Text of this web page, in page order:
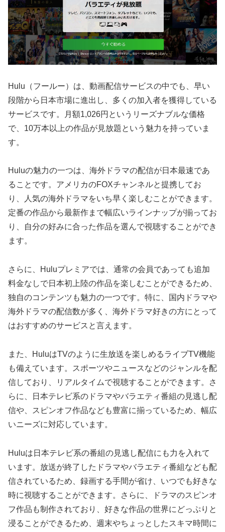
Hulu（フールー）は、動画配信サービスの中でも、早い
段階から日本市場に進出し、多くの加入者を獲得している
サービスです。月額1,026円というリーズナブルな価格
で、10万本以上の作品が見放題という魅力を持っていま
す。
Huluの魅力の一つは、海外ドラマの配信が日本最速であ
ることです。アメリカのFOXチャンネルと提携してお
り、人気の海外ドラマをいち早く楽しむことができます。
定番の作品から最新作まで幅広いラインナップが揃ってお
り、自分の好みに合った作品を選んで視聴することができ
ます。
さらに、Huluプレミアでは、通常の会員であっても追加
料金なしで日本初上陸の作品を楽しむことができるため、
独自のコンテンツも魅力の一つです。特に、国内ドラマや
海外ドラマの配信数が多く、海外ドラマ好きの方にとって
はおすすめのサービスと言えます。
また、HuluはTVのように生放送を楽しめるライブTV機能
も備えています。スポーツやニュースなどのジャンルを配
信しており、リアルタイムで視聴することができます。さ
らに、日本テレビ系のドラマやバラエティ番組の見逃し配
信や、スピンオフ作品なども豊富に揃っているため、幅広
いニーズに対応しています。
Huluは日本テレビ系の番組の見逃し配信にも力を入れて
います。放送が終了したドラマやバラエティ番組なども配
信されているため、録画する手間が省け、いつでも好きな
時に視聴することができます。さらに、ドラマのスピンオ
フ作品も制作されており、好きな作品の世界にどっぷりと
浸ることができるため、週末やちょっとしたスキマ時間に